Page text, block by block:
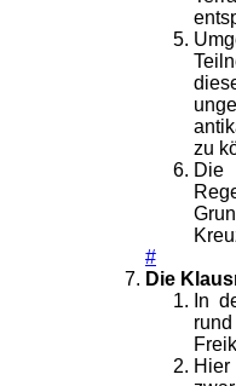
zu
Die
#
Die
In